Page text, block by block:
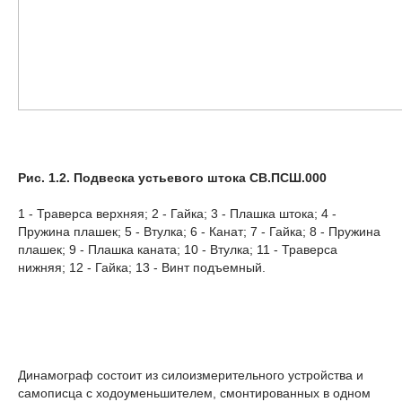
Рис. 1.2. Подвеска устьевого штока СВ.ПСШ.000
1 - Траверса верхняя; 2 - Гайка; 3 - Плашка штока; 4 -
Пружина плашек; 5 - Втулка; 6 - Канат; 7 - Гайка; 8 - Пружина
плашек; 9 - Плашка каната; 10 - Втулка; 11 - Траверса
нижняя; 12 - Гайка; 13 - Винт подъемный.
Динамограф состоит из силоизмерительного устройства и
самописца с ходоуменьшителем, смонтированных в одном